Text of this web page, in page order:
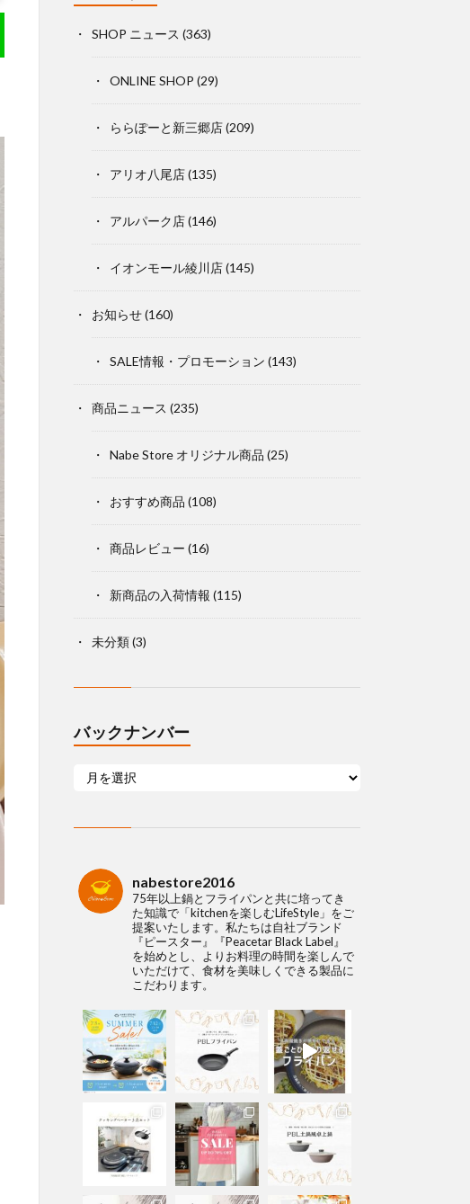
SHOP ニュース (363)
ONLINE SHOP (29)
ららぽーと新三郷店(209)
アリオ八尾店(135)
アルパーク店(146)
イオンモール綾川店(145)
お知らせ(160)
SALE情報・プロモーション (143)
商品ニュース (235)
Nabe Store オリジナル商品 (25)
おすすめ商品 (108)
商品レビュー (16)
新商品の入荷情報 (115)
未分類(3)
バックナンバー
nabestore2016
75年以上鍋とフライパンと共に培ってき
た知識で「kitchenを楽しむLifeStyle」をご
提案いたします。私たちは自社ブランド
『ピースター』『Peacetar Black Label』
を始めとし、よりお料理の時間を楽しんで
いただけて、食材を美味しくできる製品に
こだわります。